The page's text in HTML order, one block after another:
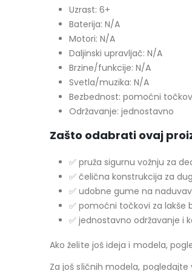
Uzrast: 6+
Baterija: N/A
Motori: N/A
Daljinski upravljač: N/A
Brzine/funkcije: N/A
Svetla/muzika: N/A
Bezbednost: pomoćni
Održavanje: jednostavno
Zašto odabrati ovaj
✅ pruža sigurnu vožnju za
✅ čelična konstrukcija za
✅ udobne gume na
✅ pomoćni točkovi za lakše
✅ jednostavno održavanje i
Ako želite još ideja i modela,
Za još sličnih modela,